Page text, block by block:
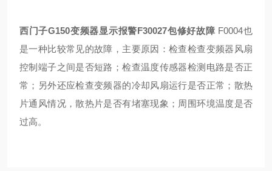
西门子G150变频器显示报警F30027包修好故障 F0004也
是一种比较常见的故障，主要原因：检查检查变频器风扇
控制端子之间是否短路；检查温度传感器检测电路是否正
常；另外还应检查变频器的冷却风扇运行是否正常；散热
片通风情况，散热片是否有堵塞现象；周围环境温度是否
过高。